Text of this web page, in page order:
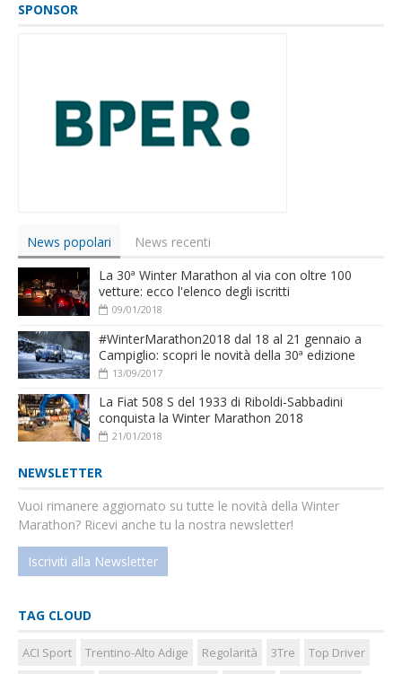
SPONSOR
News popolari
News recenti
La 30ª Winter Marathon al via con oltre 100
vetture: ecco l'elenco degli iscritti
09/01/2018
#WinterMarathon2018 dal 18 al 21 gennaio a
Campiglio: scopri le novità della 30ª edizione
13/09/2017
La Fiat 508 S del 1933 di Riboldi-Sabbadini
conquista la Winter Marathon 2018
21/01/2018
NEWSLETTER
Vuoi rimanere aggiornato su tutte le novità della Winter
Marathon? Ricevi anche tu la nostra newsletter!
Iscriviti alla Newsletter
TAG CLOUD
ACI Sport Trentino-Alto Adige Regolarità 3Tre Top Driver